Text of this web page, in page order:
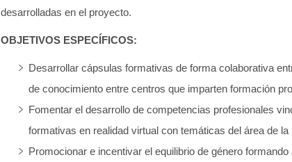
desarrolladas en el proyecto.
OBJETIVOS ESPECÍFICOS:
Desarrollar cápsulas formativas de forma colaborativa
de conocimiento entre centros que imparten formación
Fomentar el desarrollo de competencias profesionales
formativas en realidad virtual con temáticas del área de la
Promocionar e incentivar el equilibrio de género